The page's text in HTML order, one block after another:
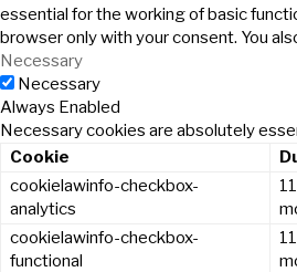
essential for the working of basic
browser only with your consent. You
Necessary
Necessary
Always Enabled
Necessary cookies are absolutely
Cookie
cookielawinfo-checkbox-
analytics
11
cookielawinfo-checkbox-
functional
11